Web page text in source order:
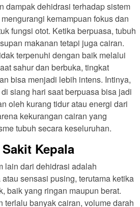
dampak dehidrasi terhadap sistem
kemampuan fokus dan
fungsi otot. Ketika berpuasa, tubuh
makanan tetapi juga cairan.
terpenuhi dengan baik melalui
sahur dan berbuka, tingkat
bisa menjadi lebih intens. Intinya,
siang hari saat berpuasa bisa jadi
oleh kurang tidur atau energi dari
kekurangan cairan yang
tubuh secara keseluruhan.
Kepala
lain dari dehidrasi adalah
sensasi pusing, terutama ketika
baik yang ringan maupun berat.
terlalu banyak cairan, volume darah